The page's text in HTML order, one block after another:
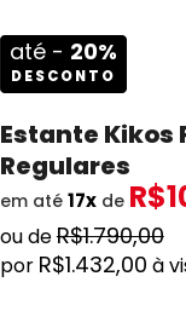
até - 20%
DESCONTO
Estante Kikos
Regulares
R$1.790,00
R$1.432,00 à
em até 17xde